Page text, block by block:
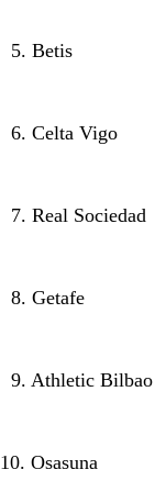
5. Betis
6. Celta Vigo
7. Real Sociedad
8. Getafe
9. Athletic Bilbao
10. Osasuna